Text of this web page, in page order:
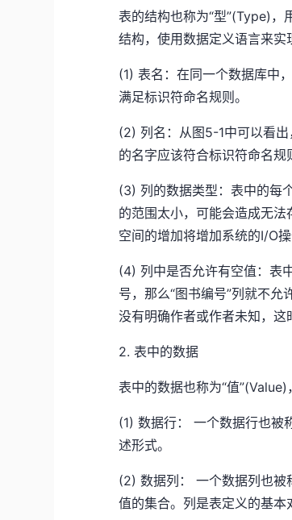
表的结构也称为“型”(Type)
结构，使用数据定义语言来实
(1) 表名：在同一个数据库中
满足标识符命名规则。
(2) 列名：从图5-1中可以看
的名字应该符合标识符命名规
(3) 列的数据类型：表中的每
的范围太小，可能会造成无
空间的增加将增加系统的I/O
(4) 列中是否允许有空值：表
号，那么“图书编号”列就不允
没有明确作者或作者未知，这
2. 表中的数据
表中的数据也称为“值
(1) 数据行： 一个数据行也被
述形式。
(2) 数据列： 一个数据列也被
值的集合。列是表定义的基本